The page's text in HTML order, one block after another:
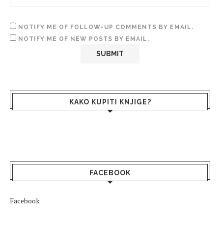
NOTIFY ME OF FOLLOW-UP COMMENTS BY EMAIL.
NOTIFY ME OF NEW POSTS BY EMAIL.
KAKO KUPITI KNJIGE?
FACEBOOK
Facebook